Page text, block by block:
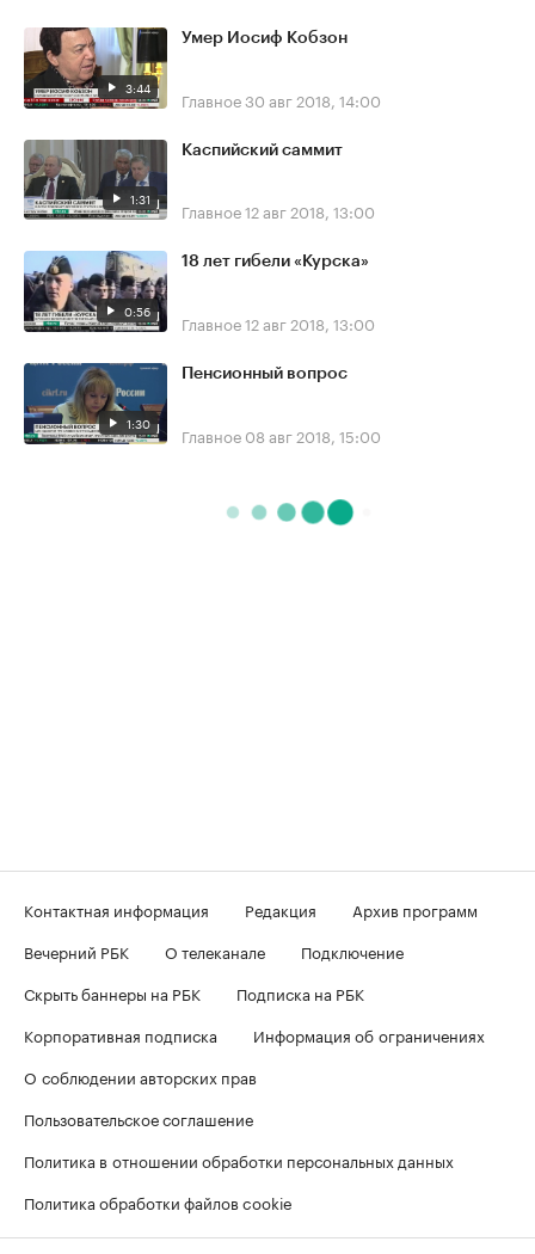
3:44
Умер Иосиф Кобзон
Главное30 авг 2018, 14:00
1:31
Каспийский саммит
Главное12 авг 2018, 13:00
0:56
18 лет гибели «Курска»
Главное12 авг 2018, 13:00
1:30
Пенсионный вопрос
Главное 08 авг 2018, 15:00
Контактная информация Редакция
Архив программ
Вечерний РБК
О телеканале
Подключение
Скрыть баннеры на РБК
Подписка на РБК
Корпоративная подписка
Информация об ограничениях
О соблюдении авторских прав
Пользовательское соглашение
Политика в отношении обработки персональных данных
Политика обработки файлов cookie